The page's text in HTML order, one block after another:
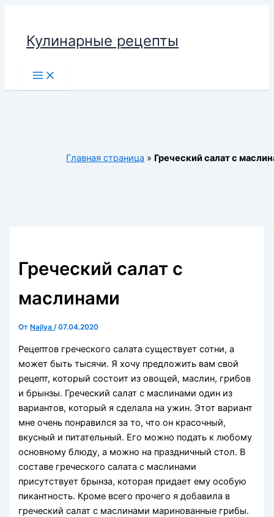
содержимому
Кулинарные рецепты
Main
Menu
Главная страница » Греческий салат с
Греческий салат с
маслинами
От Najlya/07.04.2020
Рецептов греческого салата существует сотни, а
может быть тысячи. Я хочу предложить вам свой
рецепт, который состоит из овощей, маслин, грибов
и брынзы. Греческий салат с маслинами один из
вариантов, который я сделала на ужин. Этот вариант
мне очень понравился за то, что он красочный,
вкусный и питательный. Его можно подать к любому
основному блюду, а можно на праздничный стол. В
составе греческого салата с маслинами
присутствует брынза, которая придает ему особую
пикантность. Кроме всего прочего я добавила в
греческий салат с маслинами маринованные грибы.